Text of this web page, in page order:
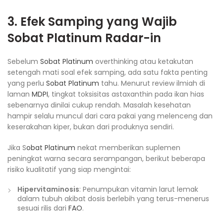
3. Efek Samping yang Wajib
Sobat Platinum Radar-in
Sebelum Sobat Platinum overthinking atau ketakutan
setengah mati soal efek samping, ada satu fakta penting
yang perlu Sobat Platinum tahu. Menurut review ilmiah di
laman MDPI, tingkat toksisitas astaxanthin pada ikan hias
sebenarnya dinilai cukup rendah. Masalah kesehatan
hampir selalu muncul dari cara pakai yang melenceng dan
keserakahan kiper, bukan dari produknya sendiri.
Jika Sobat Platinum nekat memberikan suplemen
peningkat warna secara serampangan, berikut beberapa
risiko kualitatif yang siap mengintai:
Hipervitaminosis: Penumpukan vitamin larut lemak
dalam tubuh akibat dosis berlebih yang terus-menerus
sesuai rilis dari FAO.